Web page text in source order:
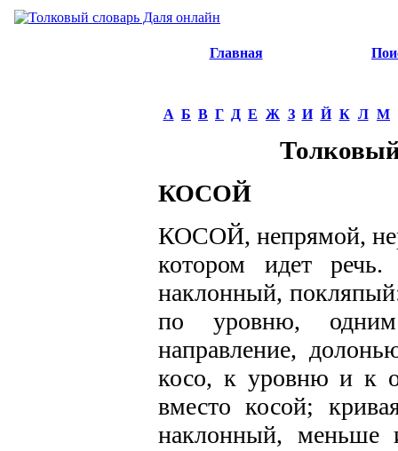
Главная
А Б В Г Д Е Ж З И Й К Л М
КОСОЙ
КОСОЙ, непрямой,
котором идет речь.
наклонный,
по уровню,
направление,
косо, к уровню и к
вместо косой;
наклонный, меньше